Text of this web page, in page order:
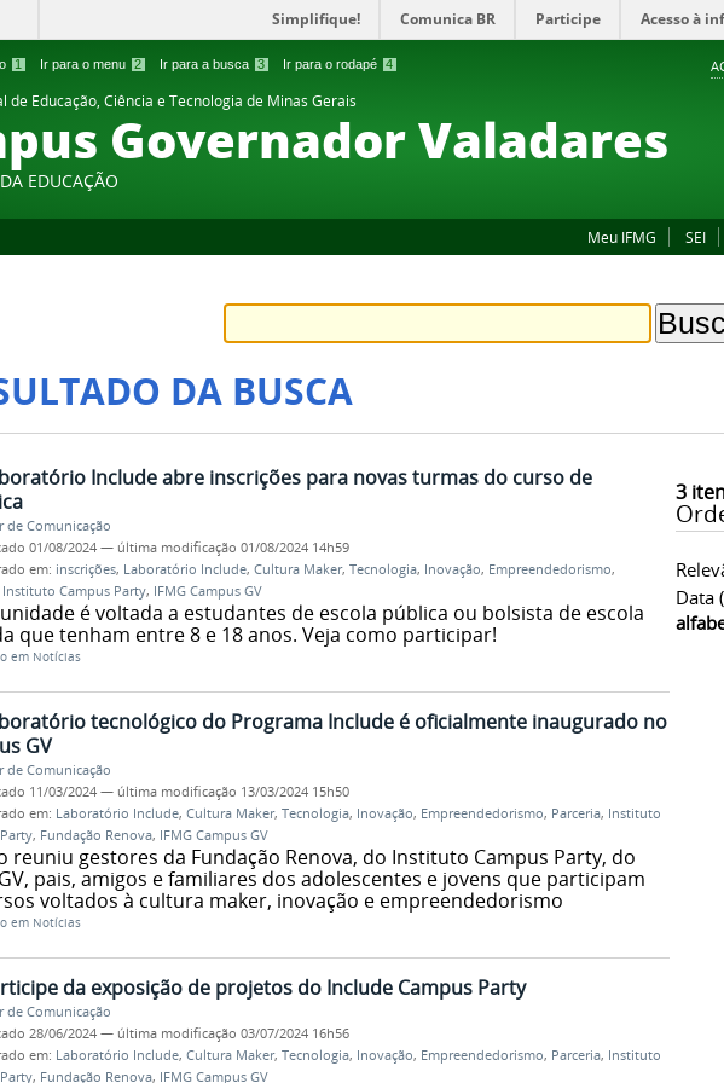
1 Ir para o menu 2 Ir para a busca 3 Ir para o rodapé 4
Simplifique! Comunica BR Participe Acesso à
de Educação, Ciência e Tecnologia de Minas Gerais
Governador Valadares
EDUCAÇÃO
Meu IFMG SEI
DA BUSCA
3
Data
Include abre inscrições para novas turmas do curso de
de Comunicação
01/08/2024 — última modificação 01/08/2024 14h59
em: inscrições, Laboratório Include, Cultura Maker, Tecnologia, Inovação, Empreendedorismo,
Instituto Campus Party, IFMG Campus GV
é voltada a estudantes de escola pública ou bolsista de escola
que tenham entre 8 e 18 anos. Veja como participar!
em Notícias
tecnológico do Programa Include é oficialmente inaugurado no
GV
de Comunicação
11/03/2024 — última modificação 13/03/2024 15h50
em: Laboratório Include, Cultura Maker, Tecnologia, Inovação, Empreendedorismo, Parceria, Instituto
, Fundação Renova, IFMG Campus GV
reuniu gestores da Fundação Renova, do Instituto Campus Party, do
pais, amigos e familiares dos adolescentes e jovens que participam
voltados à cultura maker, inovação e empreendedorismo
em Notícias
da exposição de projetos do Include Campus Party
de Comunicação
28/06/2024 — última modificação 03/07/2024 16h56
em: Laboratório Include, Cultura Maker, Tecnologia, Inovação, Empreendedorismo, Parceria, Instituto
, Fundação Renova, IFMG Campus GV